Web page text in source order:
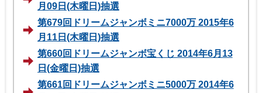
月09日(木曜日)抽選
第679回ドリームジャンボミニ7000万 2015年6
月11日(木曜日)抽選
第660回ドリームジャンボ宝くじ 2014年6月13
日(金曜日)抽選
第661回ドリームジャンボミニ5000万 2014年6